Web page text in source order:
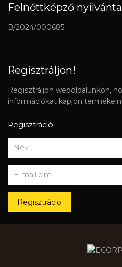
Felnőttképző
B/2024/000685
Regisztráljon!
Regisztráljon weboldalunkon,
információkat kapjon
Regisztráció
Regisztráció